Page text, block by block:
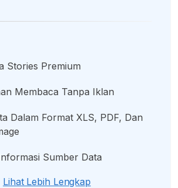
Stories Premium
Membaca Tanpa Iklan
Dalam Format XLS, PDF, Dan
Sumber Data
Lihat Lebih Lengkap